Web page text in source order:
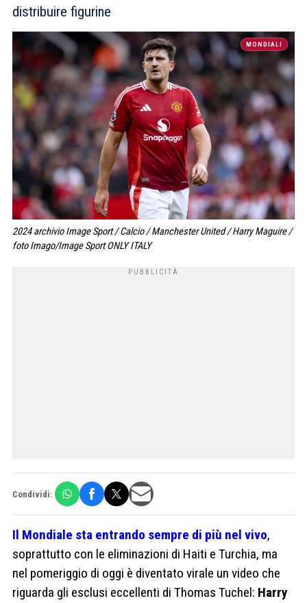
distribuire figurine
MONDIALI
2024 archivio Image Sport / Calcio / Manchester United / Harry Maguire /
foto Imago/Image Sport ONLY ITALY
Condividi:
Il Mondiale sta entrando sempre di più nel vivo,
soprattutto con le eliminazioni di Haiti e Turchia, ma
nel pomeriggio di oggi è diventato virale un video che
riguarda gli esclusi eccellenti di Thomas Tuchel: Harry